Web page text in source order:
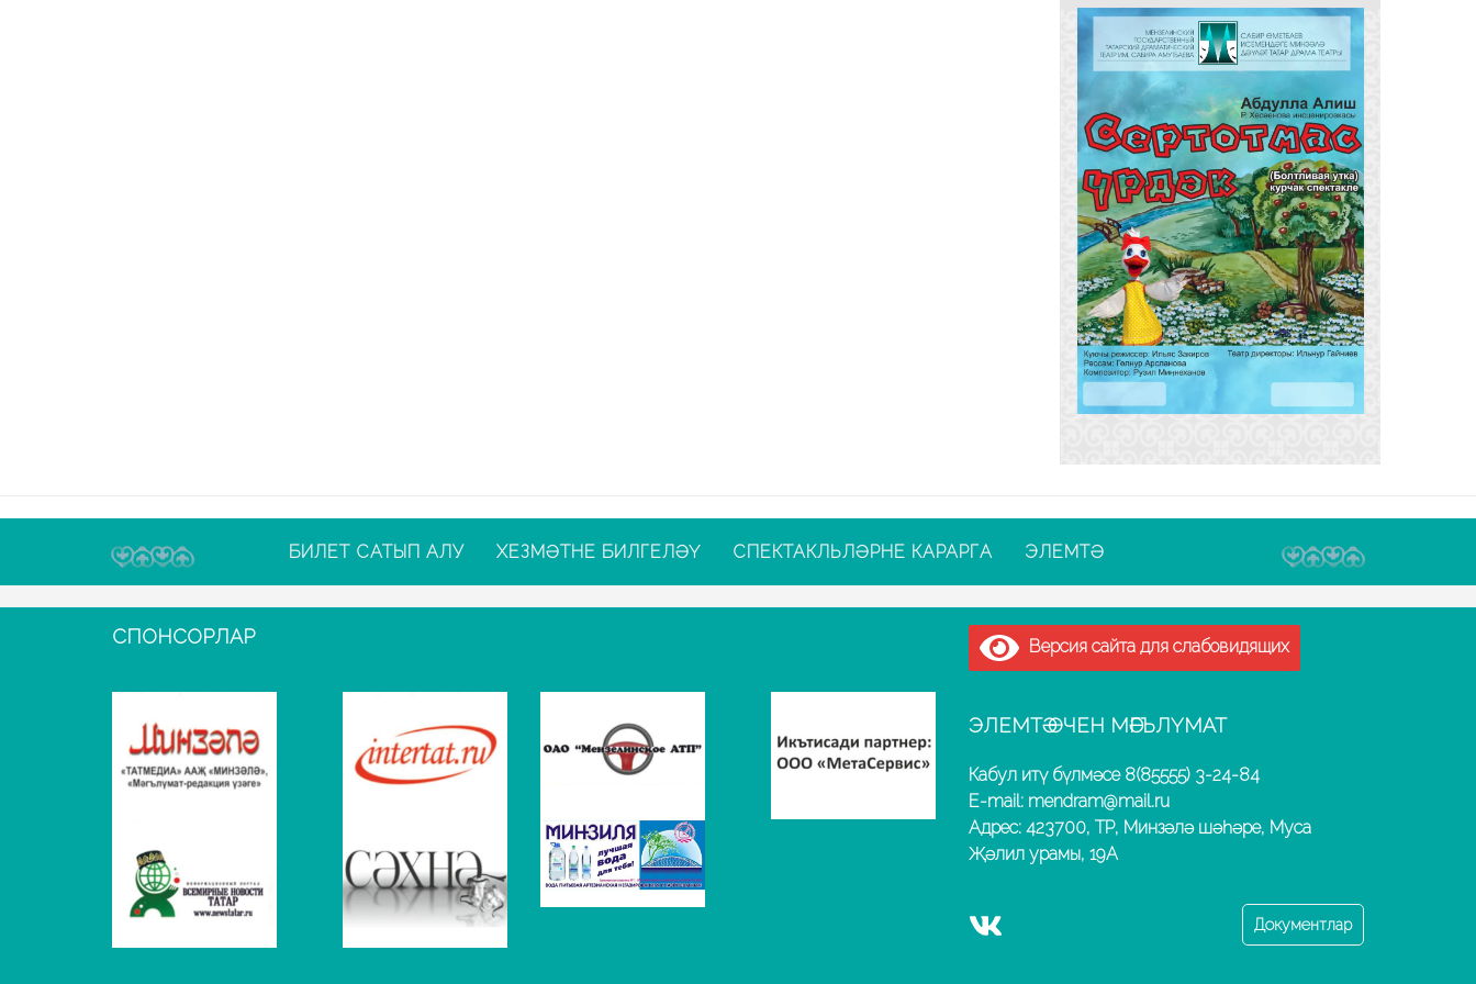
БИЛЕТ САТЫП АЛУ ХЕЗМӘТНЕ БИЛГЕЛӘҮ СПЕКТАКЛЬЛӘРНЕ КАРАРГА ЭЛЕМТӘ
СПОНСОРЛАР Версия сайта для слабовидящих
ЭЛЕМТӘ ӨЧЕН МӘГЪЛҮМАТ
Кабул итү бүлмәсе 8(85555) 3-24-84
E-mail: mendram@mail.ru
Адрес: 423700, ТР, Минзәлә шәһәре, Муса
Җәлил урамы, 19А
Документлар